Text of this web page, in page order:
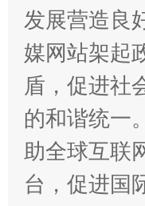
发展营造良
媒网站架起
盾，促进社
的和谐统一
助全球互联
台，促进国